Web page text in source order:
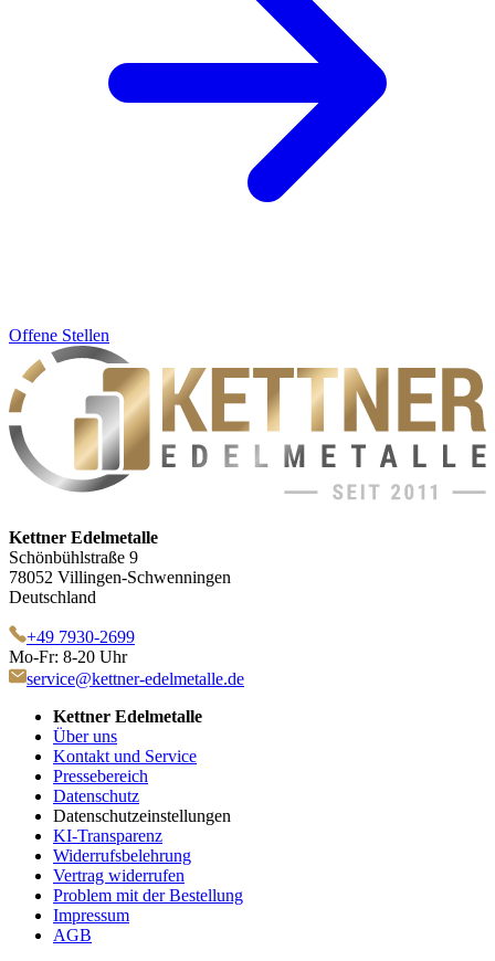
Offene Stellen
Kettner Edelmetalle
Schönbühlstraße 9
78052 Villingen-Schwenningen
Deutschland
+49 7930-2699
Mo-Fr: 8-20 Uhr
service@kettner-edelmetalle.de
Kettner Edelmetalle
Über uns
Kontakt und Service
Pressebereich
Datenschutz
Datenschutzeinstellungen
KI-Transparenz
Widerrufsbelehrung
Vertrag widerrufen
Problem mit der Bestellung
Impressum
AGB